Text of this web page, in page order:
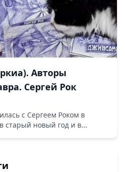
Авторы
Сергей Рок
с Сергеем Роком в
старый новый год и в...